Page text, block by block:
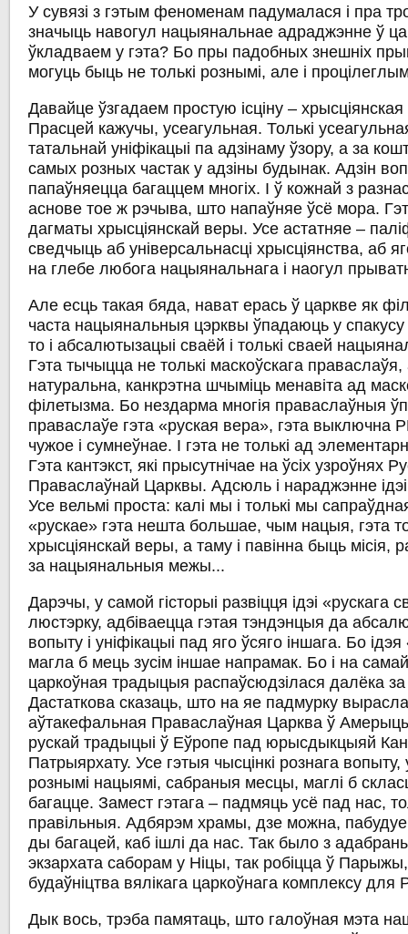
У сувязі з гэтым феноменам падумалася і пра
значыць навогул нацыянальнае адраджэнне ў
ўкладваем у гэта? Бо пры падобных знешніх
могуць быць не толькі рознымі, але і
Давайце ўзгадаем простую ісціну –
Прасцей кажучы, усеагульная. Толькі
татальнай уніфікацыі па адзінаму ўзору, а за
самых розных частак у адзіны будынак. Адзін
папаўняецца багаццем многіх. І ў кожнай з
аснове тое ж рэчыва, што напаўняе ўсё мора.
дагматы хрысціянскай веры. Усе астатняе –
сведчыць аб універсальнасці хрысціянства, аб
на глебе любога нацыянальнага і наогул
Але есць такая бяда, нават ерась ў царкве як
часта нацыянальныя цэрквы ўпадаюць у
то і абсалютызацыі сваёй і толькі сваей
Гэта тычыцца не толькі маскоўскага
натуральна, канкрэтна шчыміць менавіта ад
філетызма. Бо нездарма многія праваслаўныя
праваслаўе гэта «руская вера», гэта выключна
чужое і сумнеўнае. І гэта не толькі ад
Гэта кантэкст, які прысутнічае на ўсіх узроўнях
Праваслаўнай Царквы. Адсюль і нараджэнне ідэі
Усе вельмі проста: калі мы і толькі мы
«рускае» гэта нешта большае, чым нацыя, гэта
хрысціянскай веры, а таму і павінна быць місія,
за нацыянальныя межы...
Дарэчы, у самой гісторыі развіцця ідэі «рускага
люстэрку, адбіваецца гэтая тэндэнцыя да
вопыту і уніфікацыі пад яго ўсяго іншага. Бо ідэя
магла б мець зусім іншае напрамак. Бо і на
царкоўная традыцыя распаўсюдзілася далёка
Дастаткова сказаць, што на яе падмурку
аўтакефальная Праваслаўная Царква ў
рускай традыцыі ў Еўропе пад юрысдыкцыяй
Патрыярхату. Усе гэтыя чысцінкі рознага вопыту,
рознымі нацыямі, сабраныя месцы, маглі б
багацце. Замест гэтага – падмяць усё пад нас,
правільныя. Адбярэм храмы, дзе можна,
ды багацей, каб ішлі да нас. Так было з
экзархата саборам у Ніцы, так робіцца ў
будаўніцтва вялікага царкоўнага комплексу для
Дык вось, трэба памятаць, што галоўная мэта